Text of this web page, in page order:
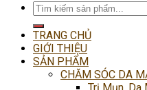
Tìm
kiếm:
TRANG CHỦ
GIỚI THIỆU
SẢN PHẨM
CHĂM SÓC DA